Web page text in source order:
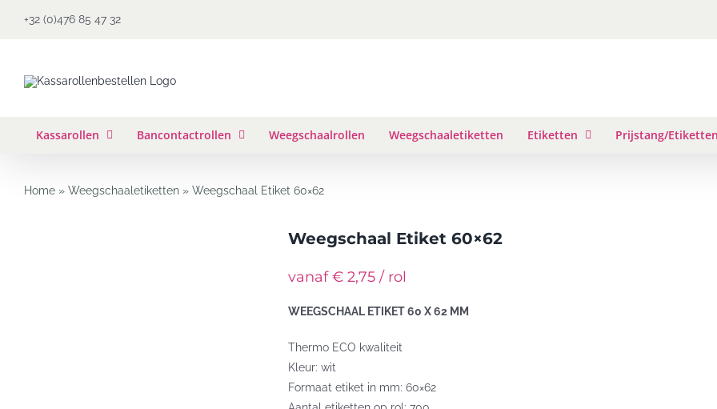
+32 (0)476 85 47 32
Kassarollen Bancontactrollen Weegschaalrollen Weegschaaletiketten Etiketten Prijstang/Etiketten
Home » Weegschaaletiketten » Weegschaal Etiket 60×62
Weegschaal Etiket 60×62
vanaf € 2,75 / rol
WEEGSCHAAL ETIKET 60 X 62 MM
Thermo ECO kwaliteit
Kleur: wit
Formaat etiket in mm: 60×62